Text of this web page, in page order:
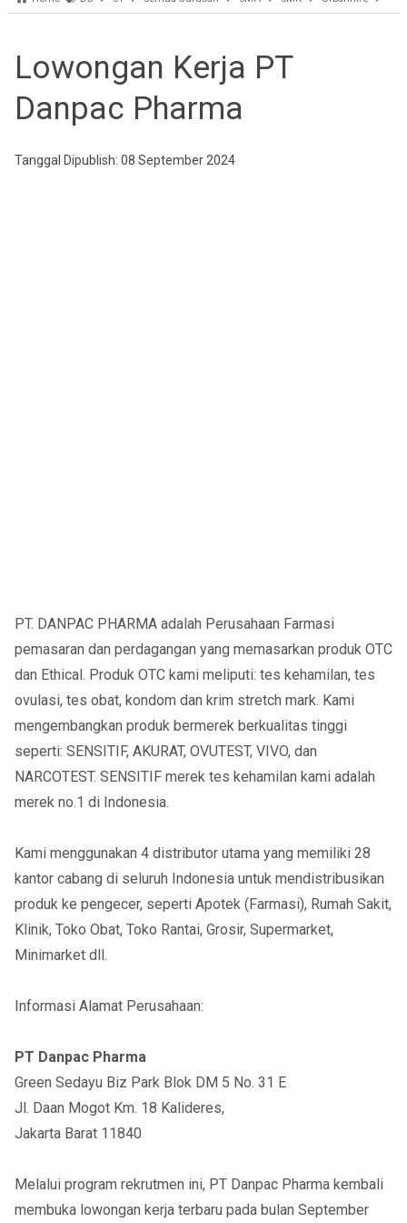
Lowongan Kerja PT
Danpac Pharma
Tanggal Dipublish: 08 September 2024
PT. DANPAC PHARMA adalah Perusahaan Farmasi
pemasaran dan perdagangan yang memasarkan produk OTC
dan Ethical. Produk OTC kami meliputi: tes kehamilan, tes
ovulasi, tes obat, kondom dan krim stretch mark. Kami
mengembangkan produk bermerek berkualitas tinggi
seperti: SENSITIF, AKURAT, OVUTEST, VIVO, dan
NARCOTEST. SENSITIF merek tes kehamilan kami adalah
merek no.1 di Indonesia.
Kami menggunakan 4 distributor utama yang memiliki 28
kantor cabang di seluruh Indonesia untuk mendistribusikan
produk ke pengecer, seperti Apotek (Farmasi), Rumah Sakit,
Klinik, Toko Obat, Toko Rantai, Grosir, Supermarket,
Minimarket dll.
Informasi Alamat Perusahaan:
PT Danpac Pharma
Green Sedayu Biz Park Blok DM 5 No. 31 E
Jl. Daan Mogot Km. 18 Kalideres,
Jakarta Barat 11840
Melalui program rekrutmen ini, PT Danpac Pharma kembali
membuka lowongan kerja terbaru pada bulan September